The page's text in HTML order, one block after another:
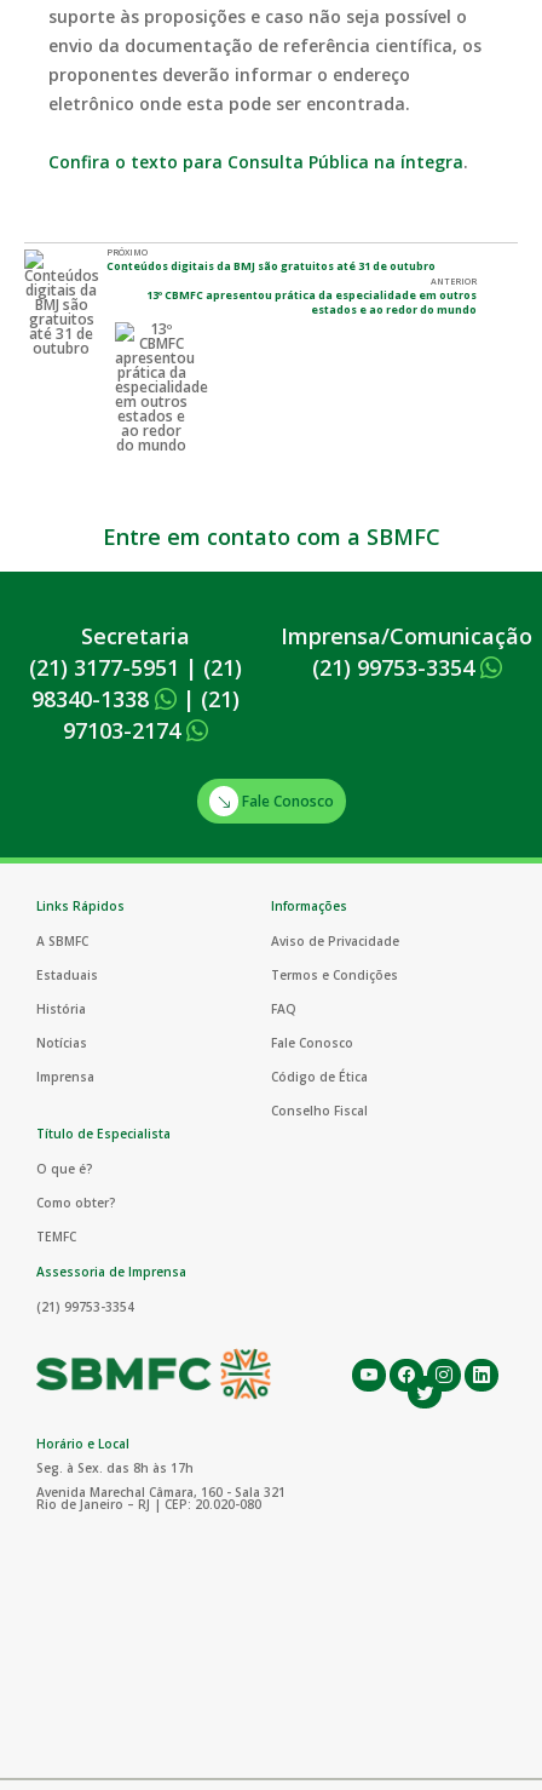
suporte às proposições e caso não seja possível o
envio da documentação de referência científica, os
proponentes deverão informar o endereço
eletrônico onde esta pode ser encontrada.
Confira o texto para Consulta Pública na íntegra.
PRÓXIMO
Conteúdos digitais da BMJ são gratuitos até 31 de outubro
ANTERIOR
13º CBMFC apresentou prática da especialidade em outros
estados e ao redor do mundo
Entre em contato com a SBMFC
Secretaria
(21) 3177-5951 | (21)
98340-1338
| (21)
97103-2174
Imprensa/Comunicação
(21) 99753-3354
Fale Conosco
Links Rápidos
A SBMFC
Estaduais
História
Notícias
Imprensa
Informações
Aviso de Privacidade
Termos e Condições
FAQ
Fale Conosco
Código de Ética
Conselho Fiscal
Título de Especialista
O que é?
Como obter?
TEMFC
Assessoria de Imprensa
(21) 99753-3354
Horário e Local
Seg. à Sex. das 8h às 17h
Avenida Marechal Câmara, 160 - Sala 321
Rio de Janeiro – RJ | CEP: 20.020-080